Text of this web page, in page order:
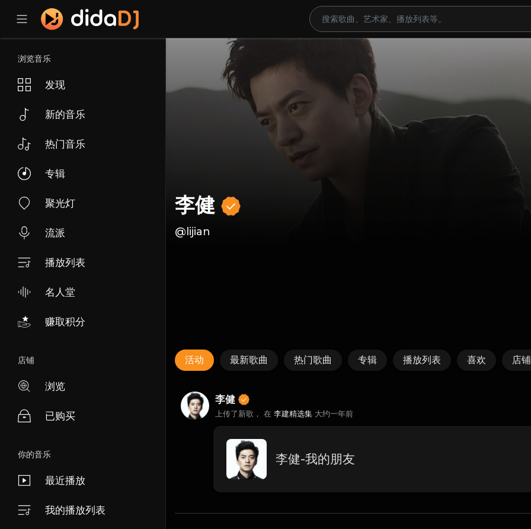
浏览音乐
发现
新的音乐
热门音乐
专辑
聚光灯
流派
播放列表
名人堂
赚取积分
店铺
浏览
已购买
你的音乐
最近播放
我的播放列表
李健
@lijian
活动 最新歌曲 热门歌曲 专辑 播放列表 喜欢 店铺
李健
上传了新歌， 在 李建精选集 大约一年前
李健-我的朋友